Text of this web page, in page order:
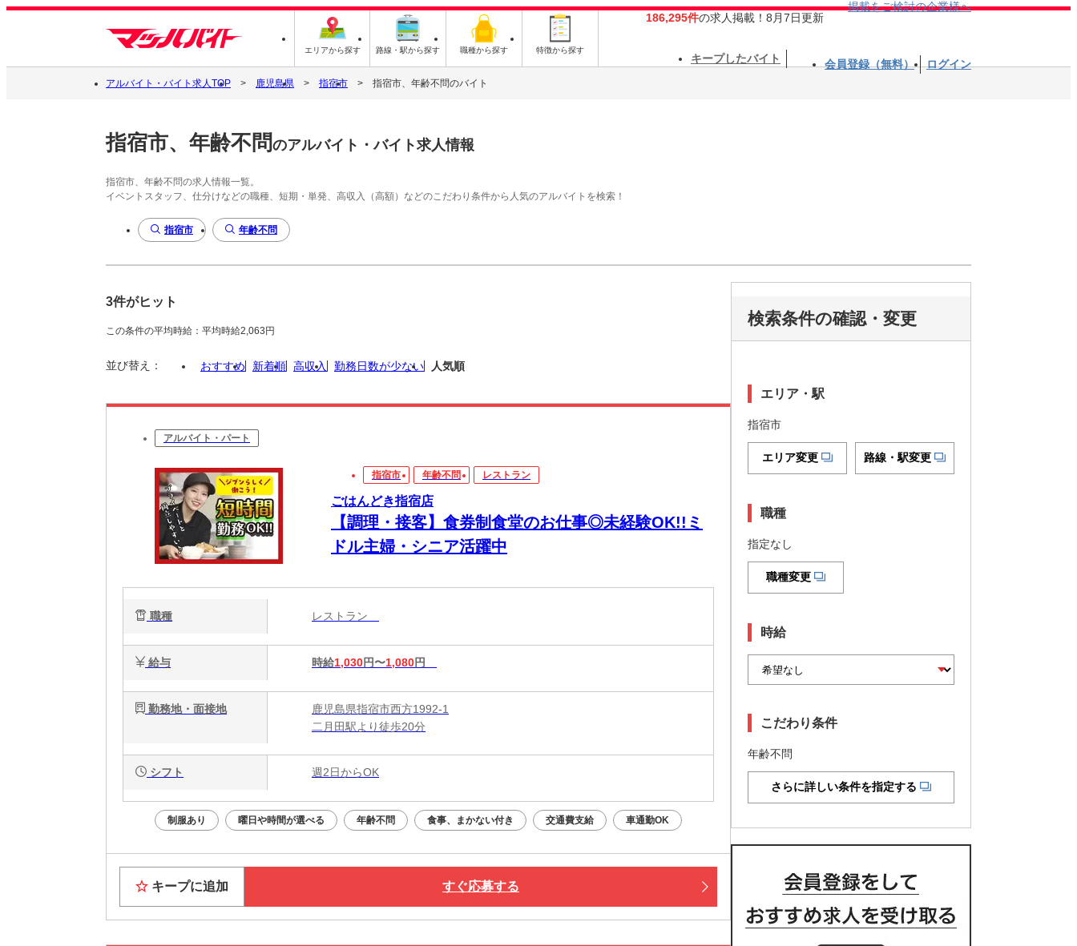
エリアから探す 路線・駅から探す 職種から探す 特徴から探す
186,295件の求人掲載！8月7日更新
掲載をご検討の企業様へ
キープしたバイト 会員登録（無料） ログイン
アルバイト・バイト求人TOP 鹿児島県 指宿市 指宿市、年齢不問のバイト
指宿市、年齢不問のアルバイト・バイト求人情報
指宿市、年齢不問の求人情報一覧。
イベントスタッフ、仕分けなどの職種、短期・単発、高収入（高額）などのこだわり条件から人気のアルバイトを検索！
指宿市 年齢不問
3件がヒット
この条件の平均時給：平均時給2,063円
並び替え： おすすめ 新着順 高収入 勤務日数が少ない 人気順
アルバイト・パート
指宿市 年齢不問 レストラン
ごはんどき指宿店
【調理・接客】食券制食堂のお仕事◎未経験OK!!ミ
ドル主婦・シニア活躍中
職種 レストラン
給与 時給1,030円〜1,080円
勤務地・面接地
鹿児島県指宿市西方1992-1
二月田駅より徒歩20分
シフト 週2日からOK
制服あり 曜日や時間が選べる 年齢不問 食事、まかない付き 交通費支給 車通勤OK
キープに追加 すぐ応募する
検索条件の確認・変更
エリア・駅
指宿市
エリア変更 路線・駅変更
職種
指定なし
職種変更
時給
こだわり条件
年齢不問
さらに詳しい条件を指定する